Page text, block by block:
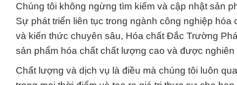
Chúng tôi không ngừng tìm kiếm và cập nhật sản
Sự phát triển liên tục trong ngành công nghiệp
và kiến thức chuyên sâu, Hóa chất Đắc Trường
sản phẩm hóa chất chất lượng cao và được
Chất lượng và dịch vụ là điều mà chúng tôi luôn